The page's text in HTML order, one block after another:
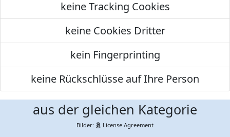
keine Tracking Cookies
keine Cookies Dritter
kein Fingerprinting
keine Rückschlüsse auf Ihre Person
aus der gleichen Kategorie
Bilder: License Agreement